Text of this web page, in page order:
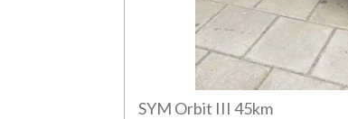
SYM Orbit III 45km